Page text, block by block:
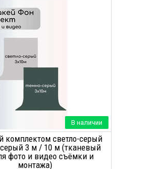
В наличии
комплектом светло-серый
3 м / 10 м (тканевый
фото и видео съёмки и
монтажа)